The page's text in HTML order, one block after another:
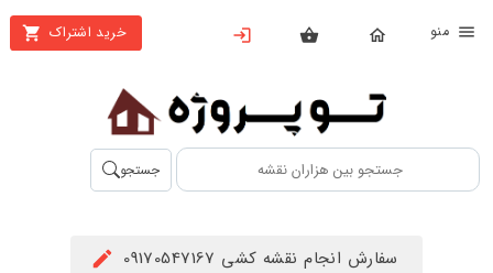
خرید اشتراک
بستن
محصولات
تهیه
اشتراک
جستجو
سفارش انجام نقشه کشی 09170547167